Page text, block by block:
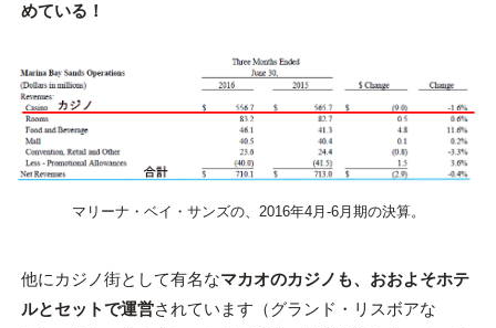
めている！
マリーナ・ベイ・サンズの、2016年4月-6月期の決算。
他にカジノ街として有名なマカオのカジノも、おおよそホテ
ルとセットで運営されています（グランド・リスボアな